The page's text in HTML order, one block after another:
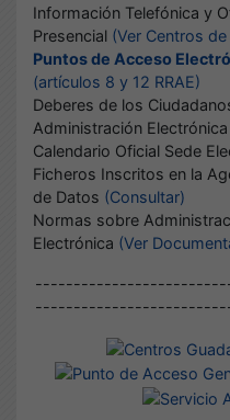
Información Telefónica y
Presencial (Ver Centros
Puntos de Acceso
(artículos 8 y 12 RRAE)
Deberes de los
Administración Electrónica
Calendario Oficial Sede
Ficheros Inscritos en la
de Datos (Consultar)
Normas sobre
Electrónica (Ver